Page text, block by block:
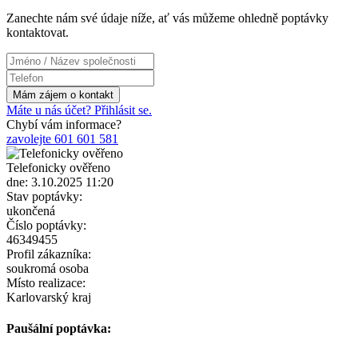
Zanechte nám své údaje níže, ať vás můžeme ohledně poptávky
kontaktovat.
Máte u nás účet? Přihlásit se.
Chybí vám informace?
zavolejte 601 601 581
Telefonicky ověřeno
dne: 3.10.2025 11:20
Stav poptávky:
ukončená
Číslo poptávky:
46349455
Profil zákazníka:
soukromá osoba
Místo realizace:
Karlovarský kraj
Paušální poptávka: